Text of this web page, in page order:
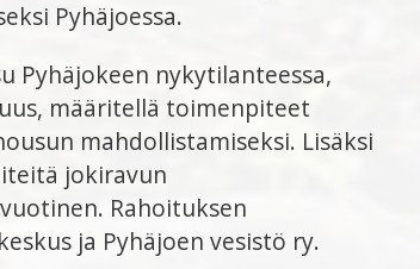
Pyhäjoessa.
Pyhäjokeen nykytilanteessa,
määritellä toimenpiteet
mahdollistamiseksi. Lisäksi
jokiravun
Rahoituksen
ja Pyhäjoen vesistö ry.